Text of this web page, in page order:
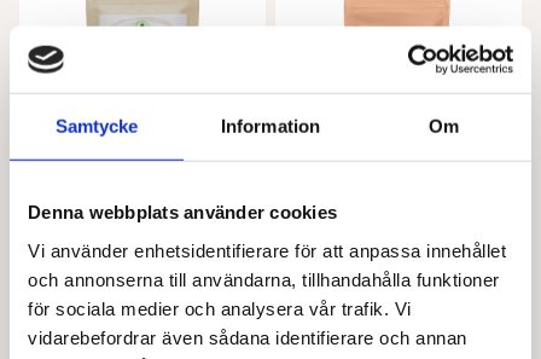
Samtycke Information Om
Denna webbplats använder cookies
Vi använder enhetsidentifierare för att anpassa innehållet
och annonserna till användarna, tillhandahålla funktioner
för sociala medier och analysera vår trafik. Vi
vidarebefordrar även sådana identifierare och annan
varianter.
olika
alternativen
kan
väljas
på
varianter.
alternativen
kan
väljas
på
ALIVE FOODS
Gojibär EKO
Från103,00kr
Välj alternativ
Den
här
BARABRAMAT
Aprikosbitar EKO
Från84,00kr
Välj alternativ
Den
här